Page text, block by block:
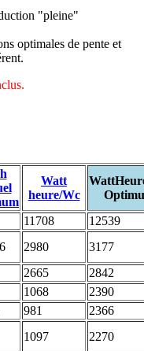
"pleine"
optimales de pente et
Watt
heure/Wc
11708
12539
2980
3177
2665
2842
1068
2390
981
2366
1097 2270